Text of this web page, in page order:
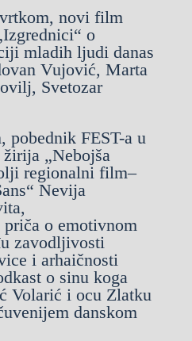
novi film
o
mladih ljudi danas
Vujović, Marta
Svetozar
pobednik FEST-a u
„Nebojša
regionalni film–
Nevija
o emotivnom
zavodljivosti
i arhaičnosti
o sinu koga
Volarić i ocu Zlatku
danskom